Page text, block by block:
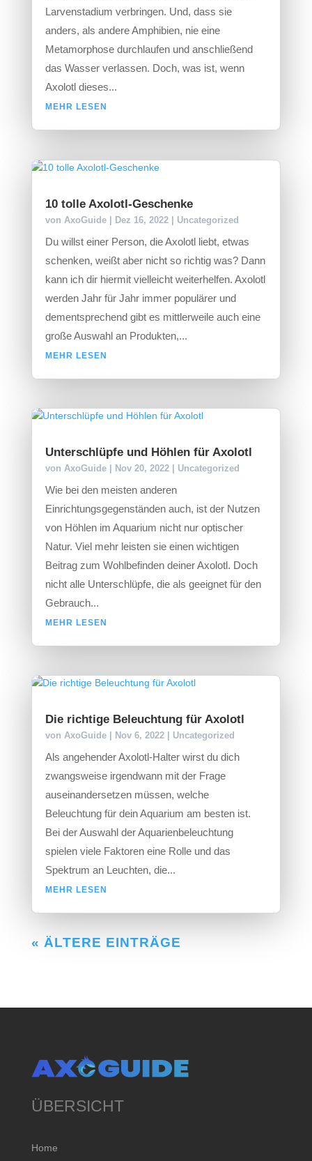
Larvenstadium verbringen. Und, dass sie
anders, als andere Amphibien, nie eine
Metamorphose durchlaufen und anschließend
das Wasser verlassen. Doch, was ist, wenn
Axolotl dieses...
MEHR LESEN
10 tolle Axolotl-Geschenke
von AxoGuide| Dez 16, 2022| Uncategorized
Du willst einer Person, die Axolotl liebt, etwas
schenken, weißt aber nicht so richtig was? Dann
kann ich dir hiermit vielleicht weiterhelfen. Axolotl
werden Jahr für Jahr immer populärer und
dementsprechend gibt es mittlerweile auch eine
große Auswahl an Produkten,...
MEHR LESEN
Unterschlüpfe und Höhlen für Axolotl
von AxoGuide| Nov 20, 2022| Uncategorized
Wie bei den meisten anderen
Einrichtungsgegenständen auch, ist der Nutzen
von Höhlen im Aquarium nicht nur optischer
Natur. Viel mehr leisten sie einen wichtigen
Beitrag zum Wohlbefinden deiner Axolotl. Doch
nicht alle Unterschlüpfe, die als geeignet für den
Gebrauch...
MEHR LESEN
Die richtige Beleuchtung für Axolotl
von AxoGuide| Nov 6, 2022| Uncategorized
Als angehender Axolotl-Halter wirst du dich
zwangsweise irgendwann mit der Frage
auseinandersetzen müssen, welche
Beleuchtung für dein Aquarium am besten ist.
Bei der Auswahl der Aquarienbeleuchtung
spielen viele Faktoren eine Rolle und das
Spektrum an Leuchten, die...
MEHR LESEN
« ÄLTERE EINTRÄGE
ÜBERSICHT
Home